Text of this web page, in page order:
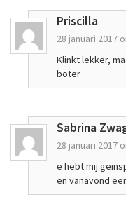
Priscilla
28 januari 2017
Klinkt lekker,
boter
Sabrina
28 januari 2017
e hebt mij
en vanavond